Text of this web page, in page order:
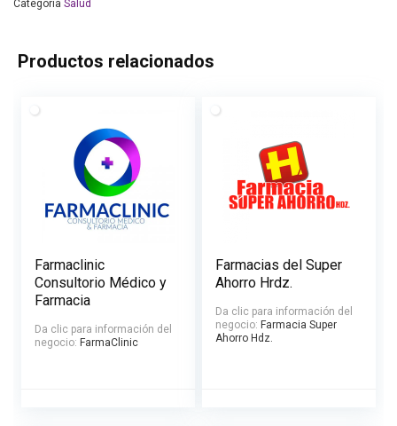
Categoría Salud
Productos relacionados
Farmaclinic
Consultorio Médico y
Farmacia
Da clic para información del
negocio: FarmaClinic
Farmacias del Super
Ahorro Hrdz.
Da clic para información del
negocio: Farmacia Super
Ahorro Hdz.